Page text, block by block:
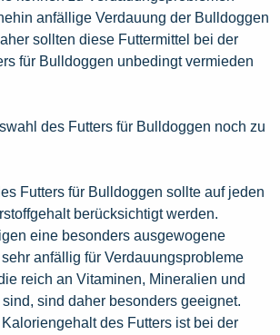
anfällige Verdauung der Bulldoggen
sollten diese Futtermittel bei der
für Bulldoggen unbedingt vermieden
des Futters für Bulldoggen noch zu
Futters für Bulldoggen sollte auf jeden
berücksichtigt werden.
eine besonders ausgewogene
anfällig für Verdauungsprobleme
reich an Vitaminen, Mineralien und
sind daher besonders geeignet.
des Futters ist bei der